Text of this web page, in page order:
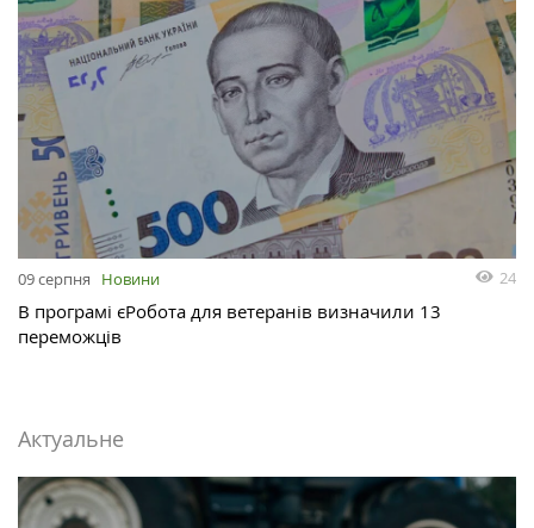
09 серпня Новини 24
В програмі єРобота для ветеранів визначили 13
переможців
Актуальне